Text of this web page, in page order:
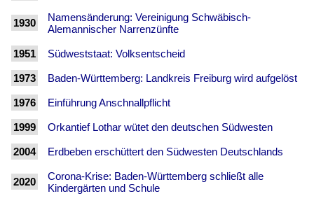
1930
Namensänderung: Vereinigung Schwäbisch-
Alemannischer Narrenzünfte
1951 Südweststaat: Volksentscheid
1973 Baden-Württemberg: Landkreis Freiburg wird aufgelöst
1976 Einführung Anschnallpflicht
1999 Orkantief Lothar wütet den deutschen Südwesten
2004 Erdbeben erschüttert den Südwesten Deutschlands
2020
Corona-Krise: Baden-Württemberg schließt alle
Kindergärten und Schule